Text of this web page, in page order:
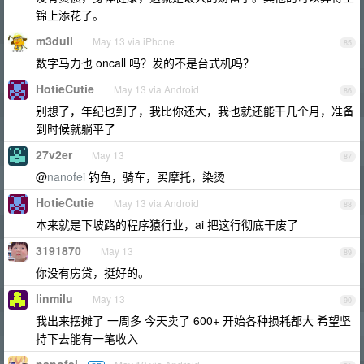
锦上添花了。
85
m3dull May 13 via iPhone
数字马力也 oncall 吗？发的不是台式机吗？
86
HotieCutie May 13 via Android
别想了，年纪也到了，我比你还大，我也就还能干几个月，准备
到时候就躺平了
87
27v2er May 13
@nanofei 钓鱼，骑车，买摩托，染烫
88
HotieCutie May 13 via Android
本来就是下坡路的程序猿行业，ai 把这行彻底干废了
89
3191870 May 13
你没有房贷，挺好的。
90
linmilu May 13
我出来摆摊了 一周多 今天卖了 600+ 开始各种损耗都大 希望坚
持下去能有一笔收入